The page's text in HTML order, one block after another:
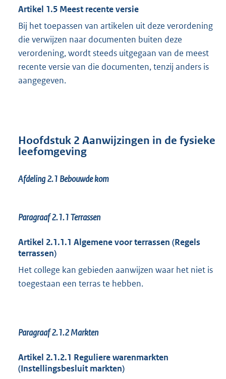
Artikel 1.5 Meest recente versie
Bij het toepassen van artikelen uit deze verordening
die verwijzen naar documenten buiten deze
verordening, wordt steeds uitgegaan van de meest
recente versie van die documenten, tenzij anders is
aangegeven.
Hoofdstuk 2 Aanwijzingen in de fysieke
leefomgeving
Afdeling 2.1 Bebouwde kom
Paragraaf 2.1.1Terrassen
Artikel 2.1.1.1 Algemene voor terrassen (Regels
terrassen)
Het college kan gebieden aanwijzen waar het niet is
toegestaan een terras te hebben.
Paragraaf 2.1.2Markten
Artikel 2.1.2.1 Reguliere warenmarkten
(Instellingsbesluit markten)